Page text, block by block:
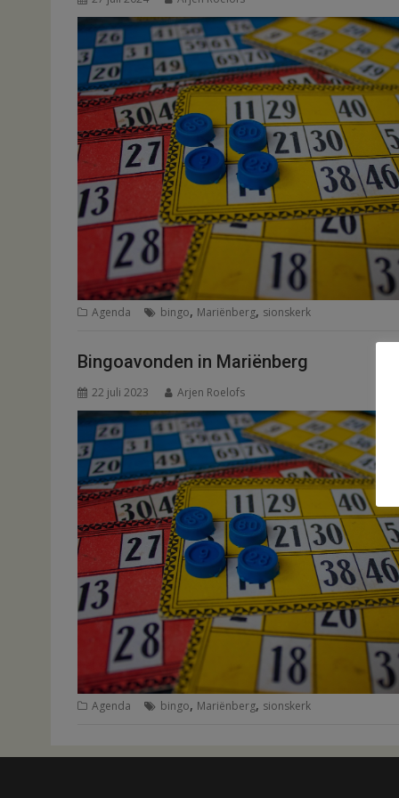
Agenda bingo, Mariënberg, sionskerk
Bingoavonden in Mariënberg
22 juli 2023 Arjen Roelofs
Agenda bingo, Mariënberg, sionskerk